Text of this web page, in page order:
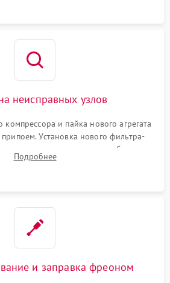
неисправных узлов
и пайка нового агрегата
Установка нового фильтра-
изношенных вентиляторов обдува,
или поврежденных дверных петель.
Подробнее
и заправка фреоном